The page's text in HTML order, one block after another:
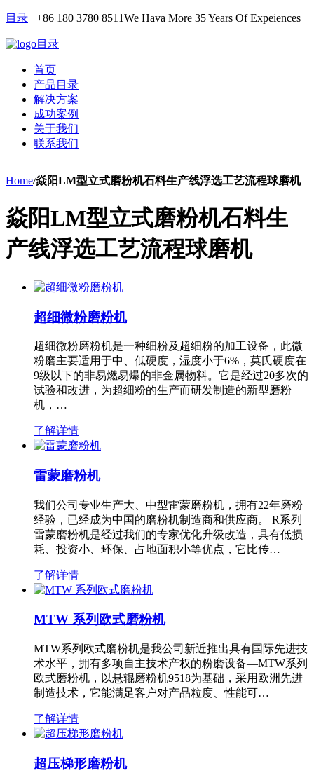
目录 +86 180 3780 8511We Hava More 35 Years Of Expeiences
目录
首页
产品目录
解决方案
成功案例
关于我们
联系我们
Home/焱阳LM型立式磨粉机石料生产线浮选工艺流程球磨机
焱阳LM型立式磨粉机石料生
产线浮选工艺流程球磨机
超细微粉磨粉机
超细微粉磨粉机是一种细粉及超细粉的加工设备，此微
粉磨主要适用于中、低硬度，湿度小于6%，莫氏硬度在
9级以下的非易燃易爆的非金属物料。它是经过20多次的
试验和改进，为超细粉的生产而研发制造的新型磨粉
机，…
了解详情
雷蒙磨粉机
我们公司专业生产大、中型雷蒙磨粉机，拥有22年磨粉
经验，已经成为中国的磨粉机制造商和供应商。 R系列
雷蒙磨粉机是经过我们的专家优化升级改造，具有低损
耗、投资小、环保、占地面积小等优点，它比传…
了解详情
MTW 系列欧式磨粉机
MTW系列欧式磨粉机是我公司新近推出具有国际先进技
术水平，拥有多项自主技术产权的粉磨设备—MTW系列
欧式磨粉机，以悬辊磨粉机9518为基础，采用欧洲先进
制造技术，它能满足客户对产品粒度、性能可…
了解详情
超压梯形磨粉机